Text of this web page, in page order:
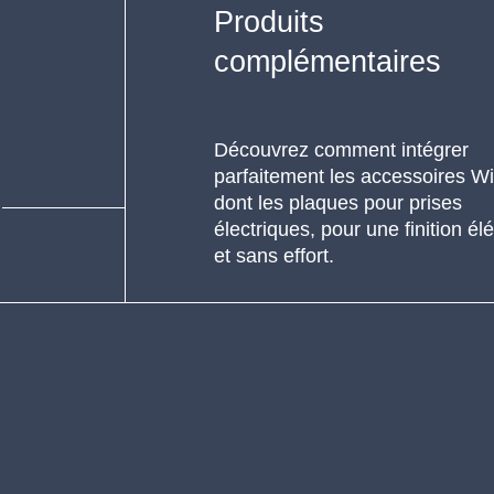
Produits
complémentaires
Découvrez comment intégrer
parfaitement les accessoires
dont les plaques pour prises
électriques, pour une finition
et sans effort.